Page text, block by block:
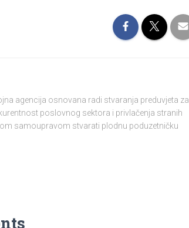
agencija osnovana radi stvaranja preduvjeta za
poslovnog sektora i privlačenja stranih
samoupravom stvarati plodnu poduzetničku